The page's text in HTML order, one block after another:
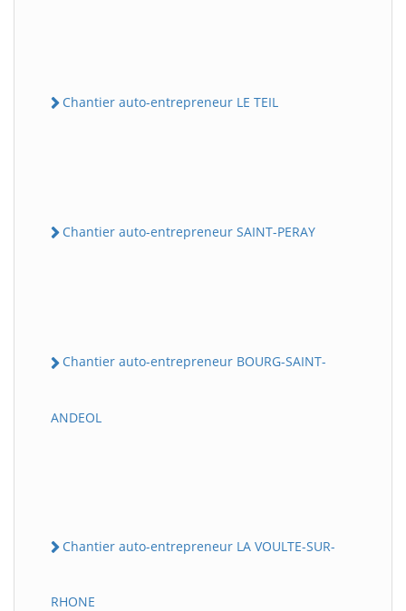
Chantier auto-entrepreneur LE TEIL
Chantier auto-entrepreneur SAINT-PERAY
Chantier auto-entrepreneur BOURG-SAINT-
ANDEOL
Chantier auto-entrepreneur LA VOULTE-SUR-
RHONE